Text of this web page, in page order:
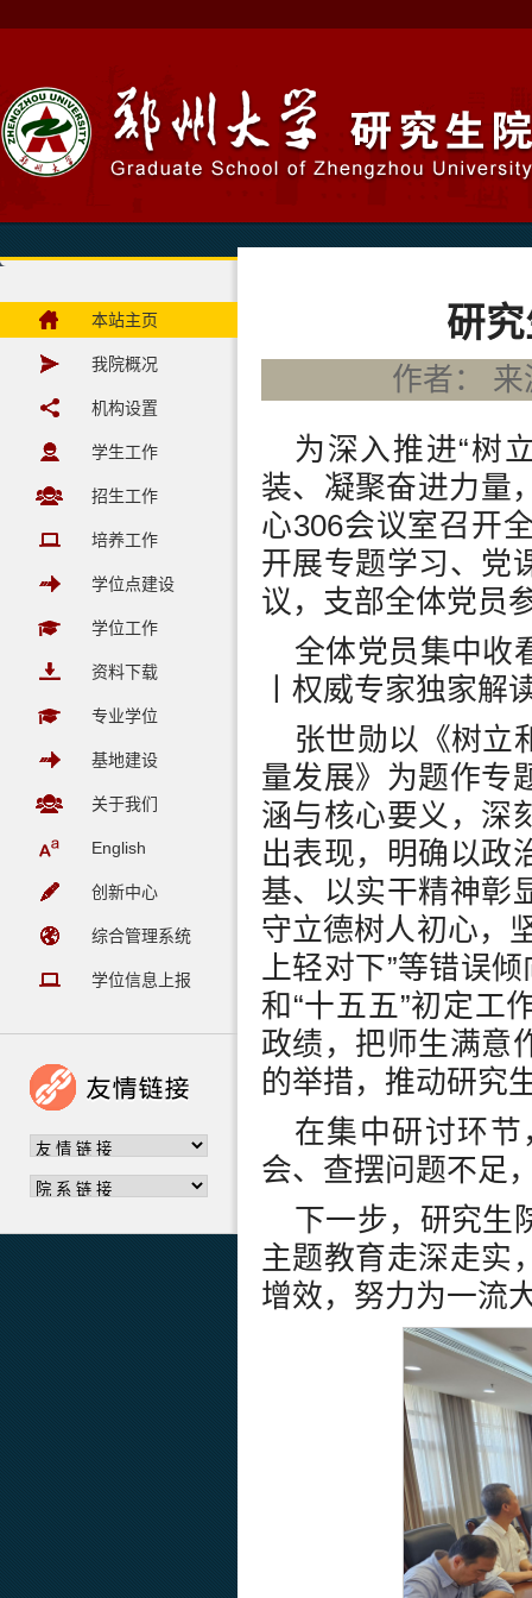
本站主页
我院概况
机构设置
学生工作
招生工作
培养工作
学位点建设
学位工作
资料下载
专业学位
基地建设
关于我们
English
创新中心
综合管理系统
学位信息上报
研
作者：
为深入推进“树
装、凝聚奋进力量
心306会议室召开
开展专题学习、党
议，支部全体党员
全体党员集中收
丨权威专家独家解
张世勋以《树立
量发展》为题作专
涵与核心要义，深
出表现，明确以政
基、以实干精神彰
守立德树人初心，
上轻对下”等错误
和“十五五”初定工
政绩，把师生满意
的举措，推动研究
在集中研讨环
会、查摆问题不足
下一步，研究生
主题教育走深走实
增效，努力为一流